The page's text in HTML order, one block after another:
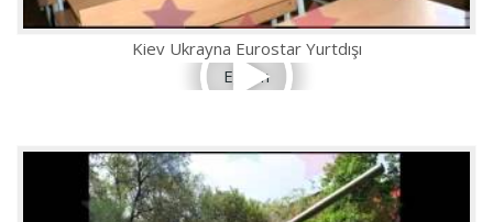
Kiev Ukrayna Eurostar Yurtdışı
Eğitim